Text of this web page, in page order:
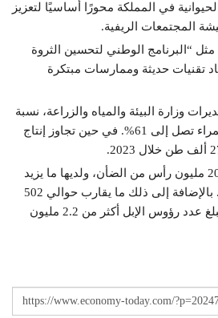
في المملكة محورًا أساسيًا لتعزيز
المجتمعات الريفية.
مثل “البرنامج الوطني لتحسين الثروة
تقنيات حديثة وممارسات مبتكرة
وزارة البيئة والمياه والزراعة، نسبة
اكتفاء ذاتي من اللحوم الحمراء تصل إلى 61%. في حين تجاوز إنتاج
فيما تضم البلاد أكثر من 20.6 مليون رأس من الضأن، ولديها ما يزيد
على 7.4 مليون من الماعز. بالإضافة إلى ذلك ما يقارب حوالي 502
ألف رأس من الأبقار. كما يبلغ عدد رؤوس الإبل أكثر من 2.2 مليون